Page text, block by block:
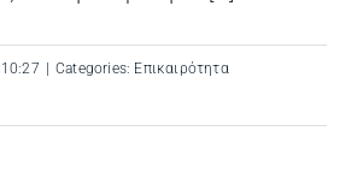
| Categories: Επικαιρότητα